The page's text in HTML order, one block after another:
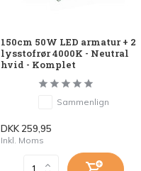
150cm 50W LED armatur + 2
lysstofrør 4000K - Neutral
hvid - Komplet
Sammenlign
DKK 259,95
Inkl. Moms